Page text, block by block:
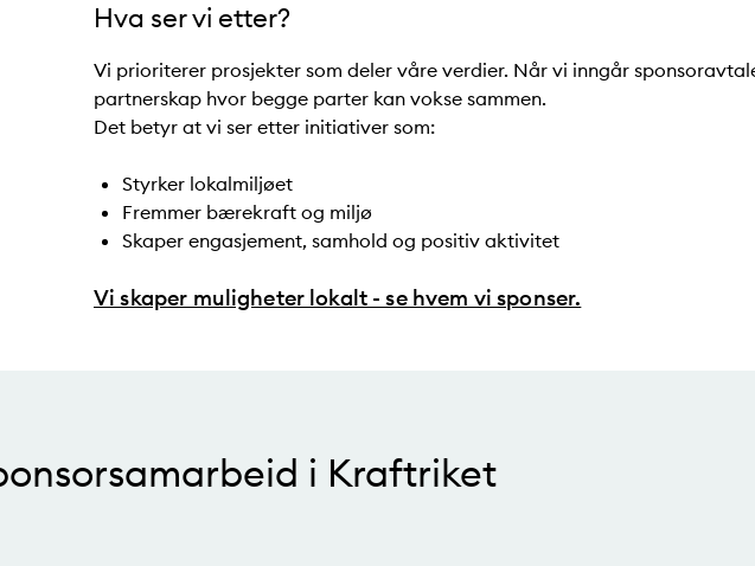
Hva ser vi etter?
Vi prioriterer prosjekter som deler våre verdier. Når vi inngår
partnerskap hvor begge parter kan vokse sammen.
Det betyr at vi ser etter initiativer som:
Styrker lokalmiljøet
Fremmer bærekraft og miljø
Skaper engasjement, samhold og positiv aktivitet
Vi skaper muligheter lokalt - se hvem vi sponser.
i Kraftriket